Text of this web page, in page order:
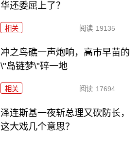
华还委屈上了？
相关 阅读 19135
冲之鸟礁一声炮响，高市早苗的
\"岛链梦\"碎一地
相关 阅读 17694
泽连斯基一夜斩总理又砍防长，
这大戏几个意思？